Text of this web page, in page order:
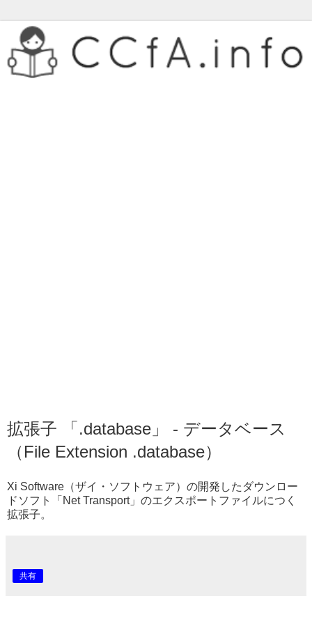
拡張子 「.database」 - データベース
（File Extension .database）
Xi Software（ザイ・ソフトウェア）の開発したダウンロー
ドソフト「Net Transport」のエクスポートファイルにつく
拡張子。
共有